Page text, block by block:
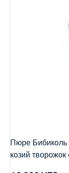
Пюре Бибиколь
козий